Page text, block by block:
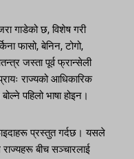
गाडेको छ, विशेष गरी
फासो, बेनिन, टोगो,
जस्ता पूर्व फ्रान्सेली
राज्यको आधिकारिक
पहिलो भाषा होइन।
प्रस्तुत गर्दछ। यसले
बीच सञ्चारलाई